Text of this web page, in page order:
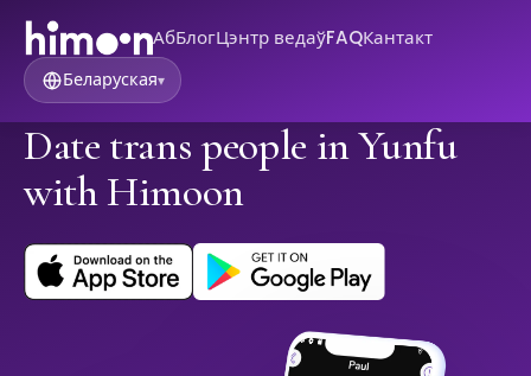
АбБлогЦэнтр ведаўFAQКантакт
Беларуская▾
Date trans people in Yunfu
with Himoon